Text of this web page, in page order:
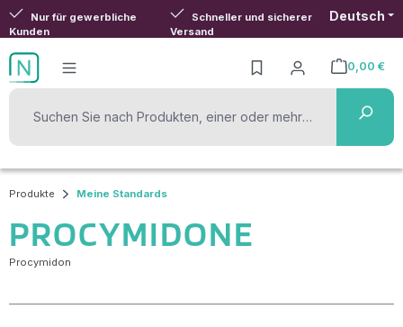
Zum Hauptinhalt springen
Nur für gewerbliche
Kunden
Schneller und sicherer
Versand
Deutsch
0,00 €
Warenkorb
Produkte Meine Standards
PROCYMIDONE
Procymidon